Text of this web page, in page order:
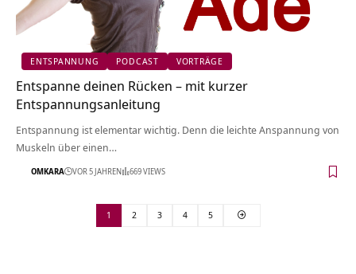
ENTSPANNUNG PODCAST VORTRÄGE
Entspanne deinen Rücken – mit kurzer
Entspannungsanleitung
Entspannung ist elementar wichtig. Denn die leichte Anspannung von
Muskeln über einen…
OMKARA VOR 5 JAHREN 669 VIEWS
1 2 3 4 5